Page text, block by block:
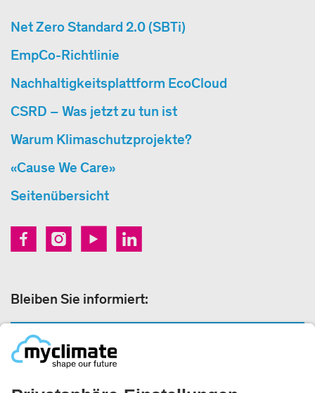
Net Zero Standard 2.0 (SBTi)
EmpCo-Richtlinie
Nachhaltigkeitsplattform EcoCloud
CSRD – Was jetzt zu tun ist
Warum Klimaschutzprojekte?
«Cause We Care»
Seitenübersicht
Bleiben Sie informiert: